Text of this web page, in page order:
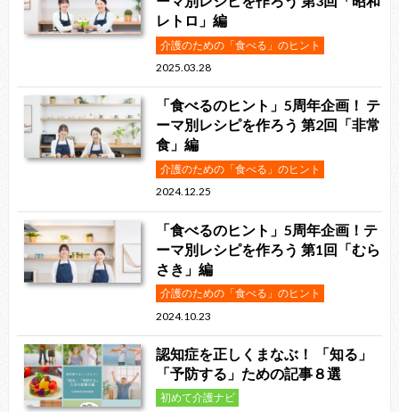
レトロ」編
介護のための「食べる」のヒント
2025.03.28
「食べるのヒント」5周年企画！ テ
ーマ別レシピを作ろう 第2回「非常
食」編
介護のための「食べる」のヒント
2024.12.25
「食べるのヒント」5周年企画！テ
ーマ別レシピを作ろう 第1回「むら
さき」編
介護のための「食べる」のヒント
2024.10.23
認知症を正しくまなぶ！ 「知る」
「予防する」ための記事８選
初めて介護ナビ